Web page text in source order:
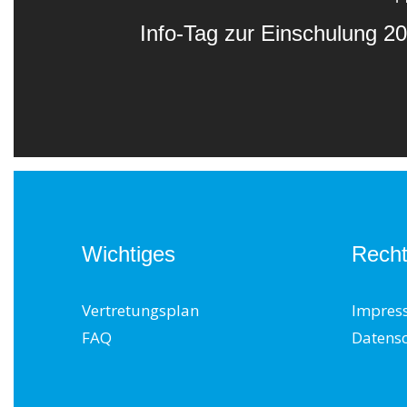
Info-Tag zur Einschulung
Wichtiges
Vertretungsplan
FAQ